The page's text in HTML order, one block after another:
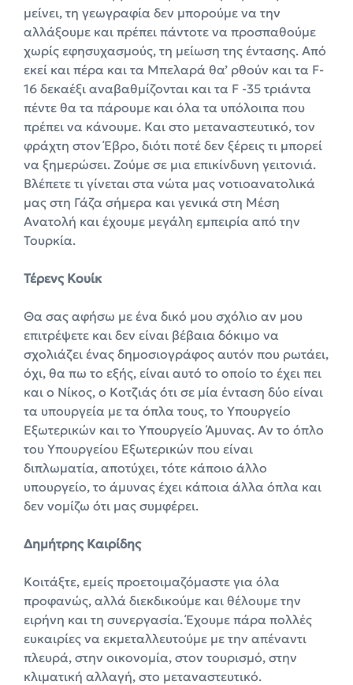
μείνει, τη γεωγραφία δεν μπορούμε να την
αλλάξουμε και πρέπει πάντοτε να προσπαθούμε
χωρίς εφησυχασμούς, τη μείωση της έντασης. Από
εκεί και πέρα και τα Μπελαρά θα’ ρθούν και τα F-
16 δεκαέξι αναβαθμίζονται και τα F -35 τριάντα
πέντε θα τα πάρουμε και όλα τα υπόλοιπα που
πρέπει να κάνουμε. Kαι στο μεταναστευτικό, τον
φράχτη στον Έβρο, διότι ποτέ δεν ξέρεις τι μπορεί
να ξημερώσει. Ζούμε σε μια επικίνδυνη γειτονιά.
Βλέπετε τι γίνεται στα νώτα μας νοτιοανατολικά
μας στη Γάζα σήμερα και γενικά στη Μέση
Ανατολή και έχουμε μεγάλη εμπειρία από την
Τουρκία.
Τέρενς Κουίκ
Θα σας αφήσω με ένα δικό μου σχόλιο αν μου
επιτρέψετε και δεν είναι βέβαια δόκιμο να
σχολιάζει ένας δημοσιογράφος αυτόν που ρωτάει,
όχι, θα πω το εξής, είναι αυτό το οποίο το έχει πει
και ο Νίκος, ο Κοτζιάς ότι σε μία ένταση δύο είναι
τα υπουργεία με τα όπλα τους, το Υπουργείο
Εξωτερικών και το Υπουργείο Άμυνας. Αν το όπλο
του Υπουργείου Εξωτερικών που είναι
διπλωματία, αποτύχει, τότε κάποιο άλλο
υπουργείο, το άμυνας έχει κάποια άλλα όπλα και
δεν νομίζω ότι μας συμφέρει.
Δημήτρης Καιρίδης
Κοιτάξτε, εμείς προετοιμαζόμαστε για όλα
προφανώς, αλλά διεκδικούμε και θέλουμε την
ειρήνη και τη συνεργασία. Έχουμε πάρα πολλές
ευκαιρίες να εκμεταλλευτούμε με την απέναντι
πλευρά, στην οικονομία, στον τουρισμό, στην
κλιματική αλλαγή, στο μεταναστευτικό.